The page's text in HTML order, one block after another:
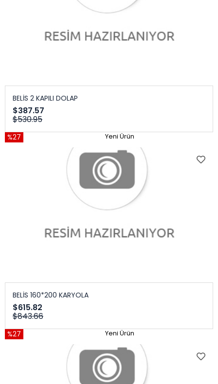
BELİS 2 KAPILI DOLAP
$387.57
$530.95
%27 Yeni Ürün
BELİS 160*200 KARYOLA
$615.82
$843.66
%27 Yeni Ürün